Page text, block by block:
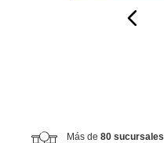
Más de 80 sucursales